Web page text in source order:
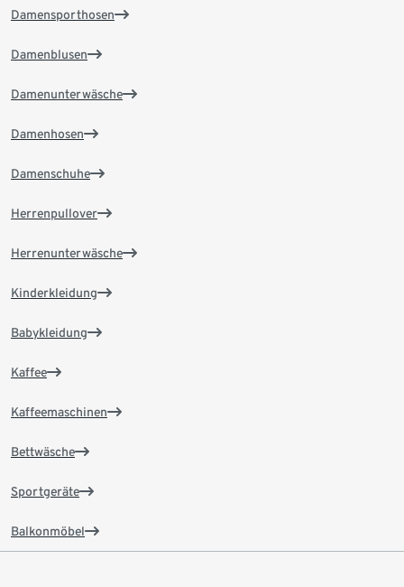
Damensporthosen
Damenblusen
Damenunterwäsche
Damenhosen
Damenschuhe
Herrenpullover
Herrenunterwäsche
Kinderkleidung
Babykleidung
Kaffee
Kaffeemaschinen
Bettwäsche
Sportgeräte
Balkonmöbel